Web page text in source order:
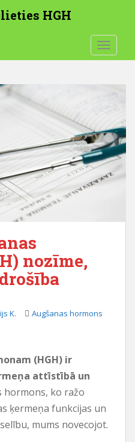
HGH
nozīme,
K.
Augšanas hormons
(HGH) ir
attīstībā un
hormons, ko ražo
ķermeņa funkcijas un
mums novecojot.